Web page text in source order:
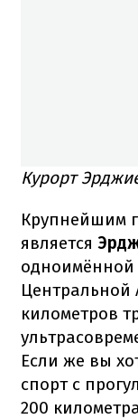
Курорт
Крупнейшим
является
одноимённой
Центральной
километров
Если же вы
спорт с
200